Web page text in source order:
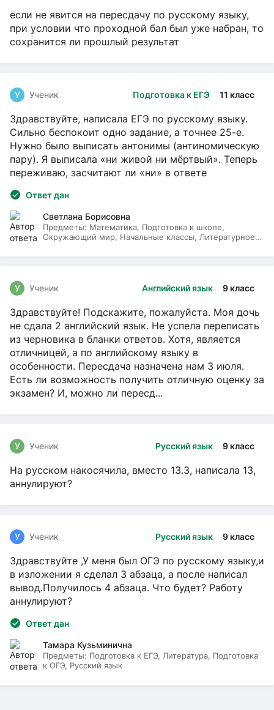
если не явится на пересдачу по русскому языку,
при условии что проходной бал был уже набран, то
сохранится ли прошлый результат
Подготовка к ЕГЭ 11 класс
У Ученик
Здравствуйте, написала ЕГЭ по русскому языку.
Сильно беспокоит одно задание, а точнее 25-е.
Нужно было выписать антонимы (антиномическую
пару). Я выписала «ни живой ни мёртвый». Теперь
переживаю, засчитают ли «ни» в ответе
Ответ дан
Светлана Борисовна
Предметы: Математика, Подготовка к школе,
Окружающий мир, Начальные классы, Литературное
Английский язык 9 класс
У Ученик
Здравствуйте! Подскажите, пожалуйста. Моя дочь
не сдала 2 английский язык. Не успела переписать
из черновика в бланки ответов. Хотя, является
отличницей, а по английскому языку в
особенности. Пересдача назначена нам 3 июля.
Есть ли возможность получить отличную оценку за
экзамен? И, можно ли пересд...
Русский язык 9 класс
У Ученик
На русском накосячила, вместо 13.3, написала 13,
аннулируют?
Русский язык 9 класс
У Ученик
Здравствуйте ,У меня был ОГЭ по русскому языку,и
в изложении я сделал 3 абзаца, а после написал
вывод.Получилось 4 абзаца. Что будет? Работу
аннулируют?
Ответ дан
Тамара Кузьминична
Предметы: Подготовка к ЕГЭ, Литература, Подготовка
к ОГЭ, Русский язык